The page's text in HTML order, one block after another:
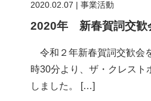
2020.02.07 事業活動
2020年 新春賀詞交歓
令和２年新春賀詞交歓会
時30分より、ザ・クレスト
しました。 […]